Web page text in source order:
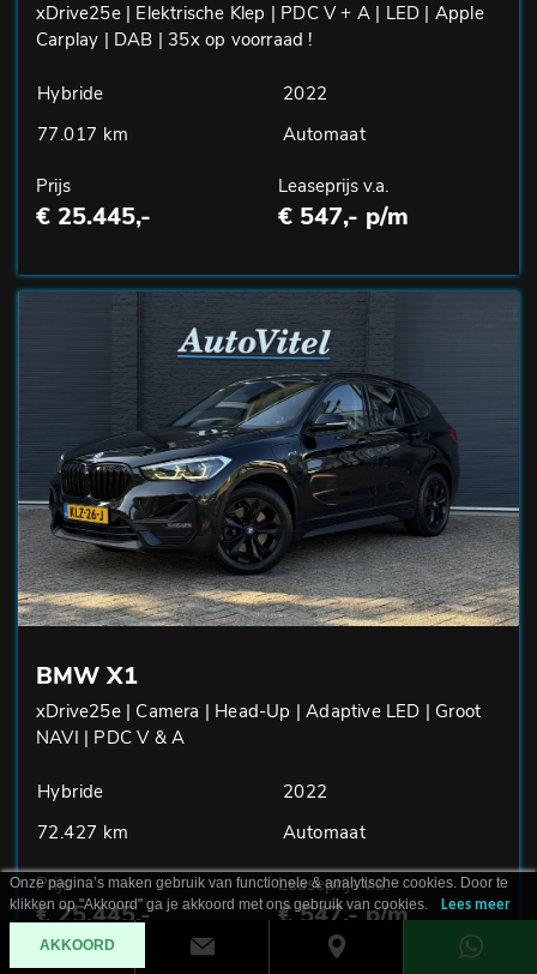
xDrive25e | Elektrische Klep | PDC V + A | LED | Apple
Carplay | DAB | 35x op voorraad !
Hybride
2022
77.017 km
Automaat
Prijs
€ 25.445,-
Leaseprijs v.a.
€ 547,- p/m
BMW X1
xDrive25e | Camera | Head-Up | Adaptive LED | Groot
NAVI | PDC V & A
Hybride
2022
72.427 km
Automaat
Prijs
€ 25.445,-
Leaseprijs v.a.
€ 547,- p/m
Onze pagina’s maken gebruik van functionele & analytische cookies. Door te
klikken op "Akkoord" ga je akkoord met ons gebruik van cookies.
Lees meer
AKKOORD